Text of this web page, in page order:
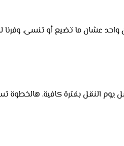
واحد عشان ما تضيع أو تنسى.
النقل بفترة كافية. هالخطوة